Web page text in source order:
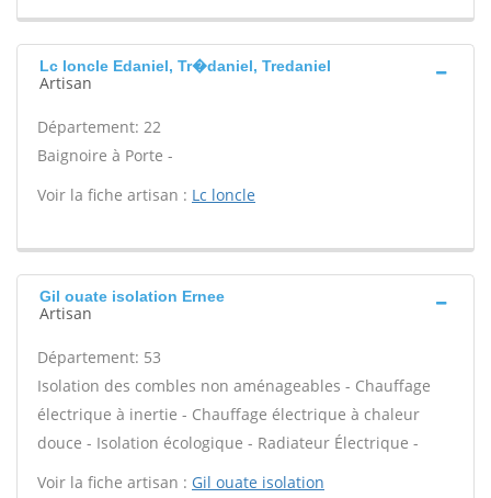
Lc loncle Edaniel, Tr�daniel, Tredaniel
Artisan
Département: 22
Baignoire à Porte -
Voir la fiche artisan : Lc loncle
Gil ouate isolation Ernee
Artisan
Département: 53
Isolation des combles non aménageables - Chauffage
électrique à inertie - Chauffage électrique à chaleur
douce - Isolation écologique - Radiateur Électrique -
Voir la fiche artisan : Gil ouate isolation